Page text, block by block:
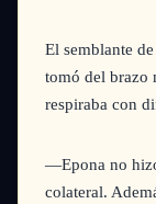
El semblante
tomó del brazo
respiraba con
—Epona no
colateral.